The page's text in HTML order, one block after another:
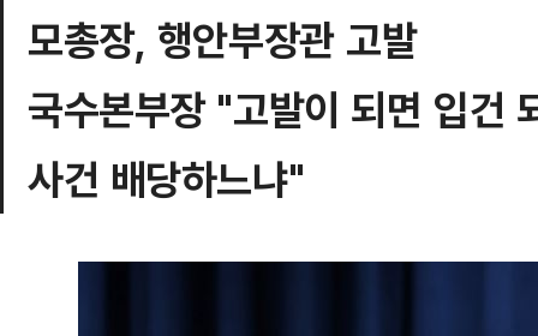
모총장, 행안부장관 고발
국수본부장 "고발이 되면 입건
사건 배당하느냐"